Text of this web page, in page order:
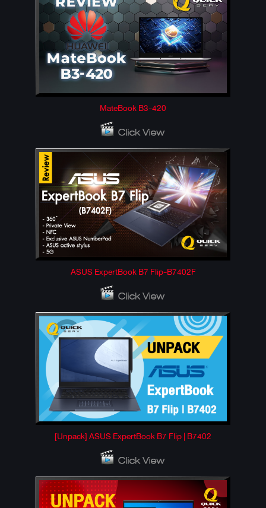
MateBook B3-420
ASUS ExpertBook B7 Flip-B7402F
[Unpack] ASUS ExpertBook B7 Flip | B7402